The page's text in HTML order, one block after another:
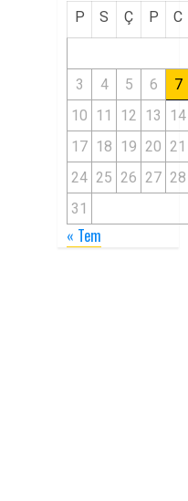
P S Ç P C
3 4 5 6
7
10 11 12 13
14
17 18 19 20 21
24 25 26 27 28
31
« Tem